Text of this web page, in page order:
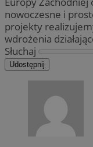
nowoczesne i
projekty
wdrożenia
Słuchaj
Udostępnij